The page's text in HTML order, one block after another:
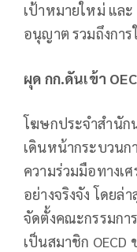
เป้าหมายใหม่ และ
อนุญาต รวมถึงกา
ผุด กก.ดันเข้า
โฆษกประจำสำนัก
เดินหน้ากระบวนก
ความร่วมมือทางเ
อย่างจริงจัง โดย
จัดตั้งคณะกรรมกา
เป็นสมาชิก